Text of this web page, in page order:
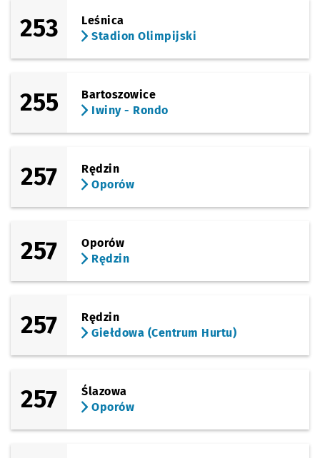
253
Leśnica
Stadion Olimpijski
255
Bartoszowice
Iwiny - Rondo
257
Rędzin
Oporów
257
Oporów
Rędzin
257
Rędzin
Giełdowa (Centrum Hurtu)
257
Ślazowa
Oporów